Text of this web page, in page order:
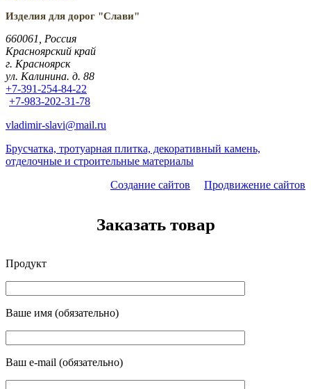
Изделия для дорог "Слави"
660061, Россия
Красноярский край
г. Красноярск
ул. Калинина. д. 88
+7-391-254-84-22
+7-983-202-31-78
vladimir-slavi@mail.ru
Брусчатка, тротуарная плитка, декоративный камень,
отделочные и строительные материалы
Создание сайтов
Продвижение сайтов
Заказать товар
Продукт
Ваше имя (обязательно)
Ваш e-mail (обязательно)